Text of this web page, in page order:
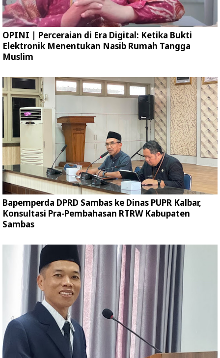
OPINI | Perceraian di Era Digital: Ketika Bukti
Elektronik Menentukan Nasib Rumah Tangga
Muslim
Bapemperda DPRD Sambas ke Dinas PUPR Kalbar,
Konsultasi Pra-Pembahasan RTRW Kabupaten
Sambas